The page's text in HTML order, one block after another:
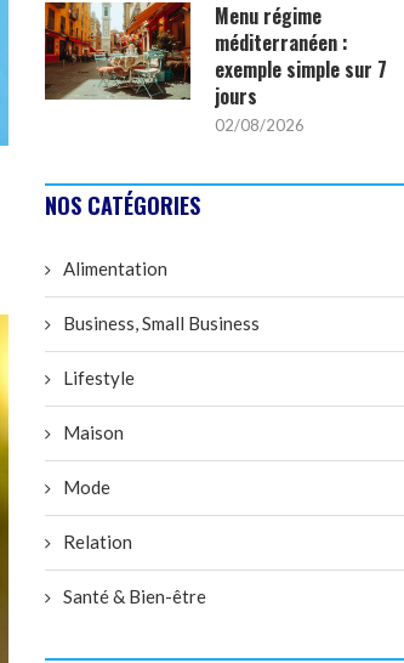
Menu régime
méditerranéen :
exemple simple sur 7
jours
02/08/2026
NOS CATÉGORIES
Alimentation
Business, Small Business
Lifestyle
Maison
Mode
Relation
Santé & Bien-être